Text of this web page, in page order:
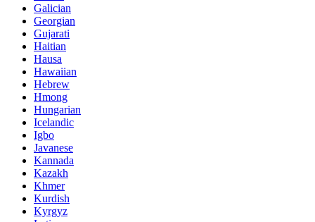
Galician
Georgian
Gujarati
Haitian
Hausa
Hawaiian
Hebrew
Hmong
Hungarian
Icelandic
Igbo
Javanese
Kannada
Kazakh
Khmer
Kurdish
Kyrgyz